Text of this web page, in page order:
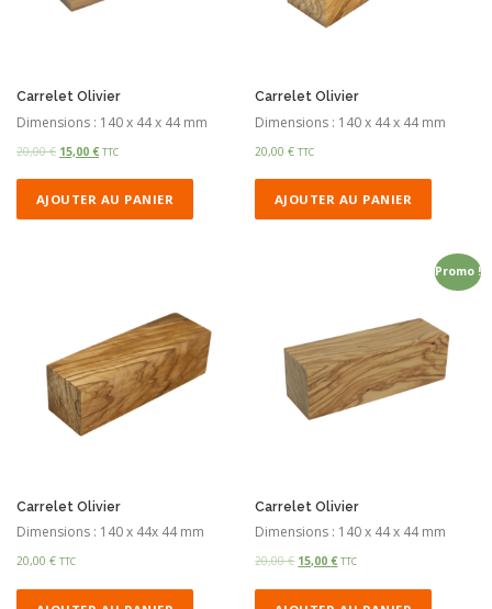
Carrelet Olivier
Dimensions : 140 x 44 x 44 mm
20,00€ 15,00 € TTC
AJOUTER AU PANIER
Carrelet Olivier
Dimensions : 140 x 44 x 44 mm
20,00€ TTC
AJOUTER AU PANIER
Carrelet Olivier
Dimensions : 140 x 44x 44 mm
20,00 € TTC
Promo !
Carrelet Olivier
Dimensions : 140 x 44 x 44 mm
20,00€ 15,00€ TTC